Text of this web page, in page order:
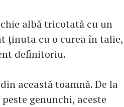
albă tricotată cu un
ținuta cu o curea în talie,
definitoriu.
această toamnă. De la
genunchi, aceste